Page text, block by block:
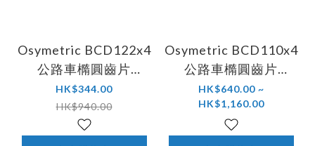
Osymetric BCD122x4
公路車橢圓齒片
(Campagnolo)
HK$344.00
HK$940.00
Osymetric BCD110x4
公路車橢圓齒片
(Shimano R9100/
R8000)
HK$640.00 ~
HK$1,160.00